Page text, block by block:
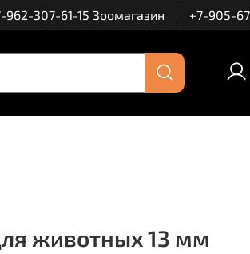
962-307-61-15 Зоомагазин +7-905-
животных 13 мм